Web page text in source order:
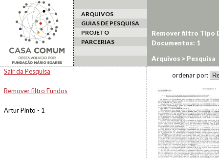
ARQUIVOS
GUIAS DE PESQUISA
PROJETO
PARCERIAS
Arquivos > Pesquisa
Sair da Pesquisa
Remover filtro Fundos
Artur Pinto - 1
Remover filtro Tipo
Documentos: 1
ordenar por: